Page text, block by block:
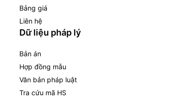
Bảng giá
Liên hệ
Dữ liệu pháp lý
Bản án
Hợp đồng mẫu
Văn bản pháp luật
Tra cứu mã HS